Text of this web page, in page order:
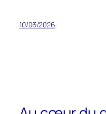
10/03/2026